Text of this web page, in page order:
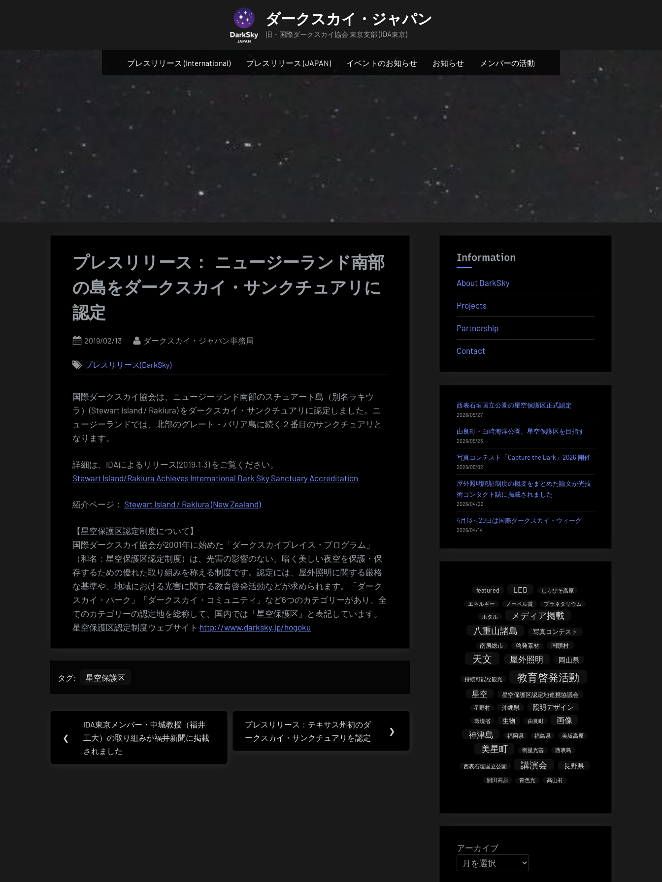
ダークスカイ・ジャパン
旧・国際ダークスカイ協会 東京支部 (IDA東京)
プレスリリース (International) プレスリリース (JAPAN) イベントのお知らせ お知らせ メンバーの活動
プレスリリース： ニュージーランド南部
の島をダークスカイ・サンクチュアリに
認定
Posted
2019/02/13 By
ダークスカイ・ジャパン事務局
プレスリリース(DarkSky)
国際ダークスカイ協会は、ニュージーランド南部のスチュアート島（別名ラキウ
ラ）(Stewart Island / Rakiura) をダークスカイ・サンクチュアリに認定しました。ニ
ュージーランドでは、北部のグレート・バリア島に続く２番目のサンクチュアリと
なります。
詳細は、IDAによるリリース(2019.1.3) をご覧ください。
Stewart Island/Rakiura Achieves International Dark Sky Sanctuary Accreditation
紹介ページ： Stewart Island / Rakiura (New Zealand)
【星空保護区認定制度について】
国際ダークスカイ協会が2001年に始めた「ダークスカイプレイス・プログラム」
（和名：星空保護区認定制度）は、光害の影響のない、暗く美しい夜空を保護・保
存するための優れた取り組みを称える制度です。認定には、屋外照明に関する厳格
な基準や、地域における光害に関する教育啓発活動などが求められます。「ダーク
スカイ・パーク」「ダークスカイ・コミュニティ」など6つのカテゴリーがあり、全
てのカテゴリーの認定地を総称して、国内では「星空保護区」と表記しています。
星空保護区認定制度ウェブサイト http://www.darksky.jp/hogoku
タグ: 星空保護区
投
稿
ナ
❮
Previous
Post:
IDA東京メンバー・中城教授（福井
工大）の取り組みが福井新聞に掲載
されました
Next
Post:
プレスリリース：テキサス州初のダ
ークスカイ・サンクチュアリを認定
❯
Information
About DarkSky
Projects
Partnership
Contact
西表石垣国立公園の星空保護区正式認定
2026/05/27
由良町・白崎海洋公園、星空保護区を目指す
2026/05/23
写真コンテスト「Capture the Dark」2026 開催
2026/05/02
屋外照明認証制度の概要をまとめた論文が光技
術コンタクト誌に掲載されました
2026/04/22
4月13～20日は国際ダークスカイ・ウィーク
2026/04/14
featured LED しらびそ高原
エネルギー ノーベル賞
プラネタリウム
ホタル
メディア掲載
八重山諸島
写真コンテスト
南房総市 啓発素材 国頭村
天文 屋外照明 岡山県
持続可能な観光 教育啓発活動
星空 星空保護区認定地連携協議会
星野村 沖縄県 照明デザイン
環境省 生物 由良町 画像
神津島 福岡県 福島県 美坂高原
美星町 衛星光害 西表島
西表石垣国立公園 講演会 長野県
開田高原 青色光 高山村
アーカイブ